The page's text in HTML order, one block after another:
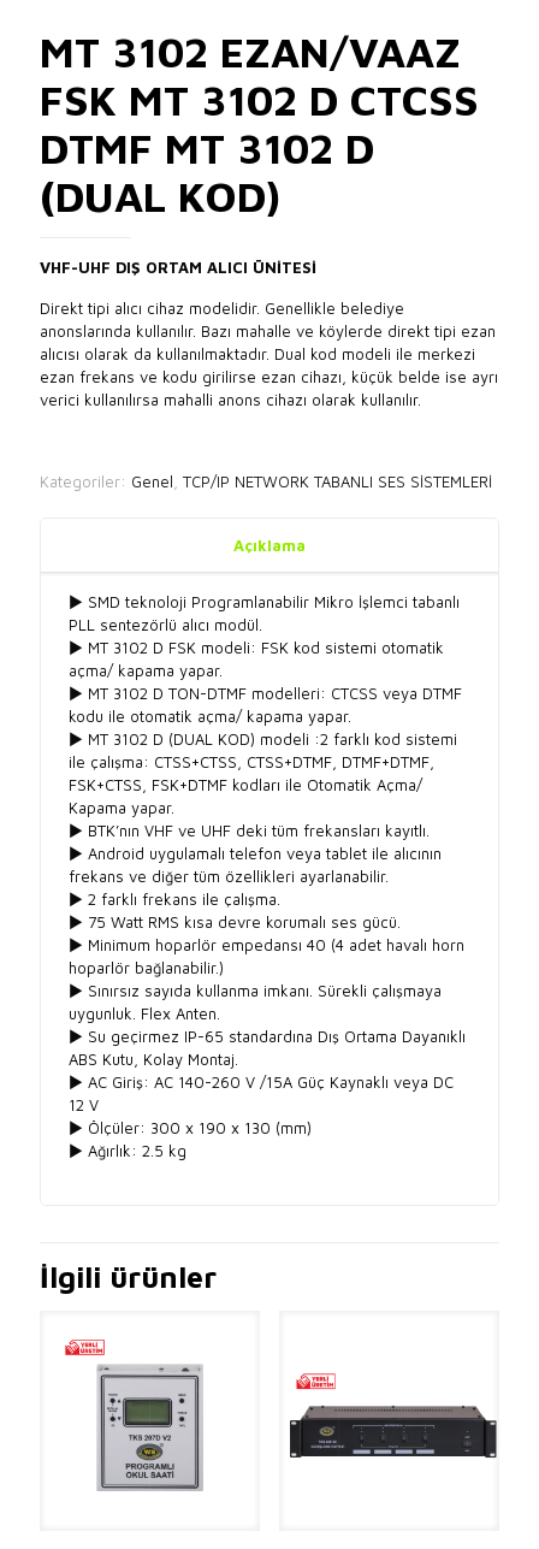
MT 3102 EZAN/VAAZ
FSK MT 3102 D CTCSS
DTMF MT 3102 D
(DUAL KOD)
VHF-UHF DIŞ ORTAM ALICI ÜNİTESİ
Direkt tipi alıcı cihaz modelidir. Genellikle belediye
anonslarında kullanılır. Bazı mahalle ve köylerde direkt tipi ezan
alıcısı olarak da kullanılmaktadır. Dual kod modeli ile merkezi
ezan frekans ve kodu girilirse ezan cihazı, küçük belde ise ayrı
verici kullanılırsa mahalli anons cihazı olarak kullanılır.
Kategoriler: Genel TCP/IP NETWORK TABANLI SES SİSTEMLERİ
Açıklama
► SMD teknoloji Programlanabilir Mikro İşlemci tabanlı
PLL sentezörlü alıcı modül.
► MT 3102 D FSK modeli: FSK kod sistemi otomatik
açma/ kapama yapar.
► MT 3102 D TON-DTMF modelleri: CTCSS veya DTMF
kodu ile otomatik açma/ kapama yapar.
► MT 3102 D (DUAL KOD) modeli :2 farklı kod sistemi
ile çalışma: CTSS+CTSS, CTSS+DTMF, DTMF+DTMF,
FSK+CTSS, FSK+DTMF kodları ile Otomatik Açma/
Kapama yapar.
► BTK’nın VHF ve UHF deki tüm frekansları kayıtlı.
► Android uygulamalı telefon veya tablet ile alıcının
frekans ve diğer tüm özellikleri ayarlanabilir.
► 2 farklı frekans ile çalışma.
► 75 Watt RMS kısa devre korumalı ses gücü.
► Minimum hoparlör empedansı 40 (4 adet havalı horn
hoparlör bağlanabilir.)
► Sınırsız sayıda kullanma imkanı. Sürekli çalışmaya
uygunluk. Flex Anten.
► Su geçirmez IP-65 standardına Dış Ortama Dayanıklı
ABS Kutu, Kolay Montaj.
► AC Giriş: AC 140-260 V /15A Güç Kaynaklı veya DC
12 V
► Ölçüler: 300 x 190 x 130 (mm)
► Ağırlık: 2.5 kg
İlgili ürünler